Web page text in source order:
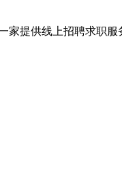
家提供线上招聘求职